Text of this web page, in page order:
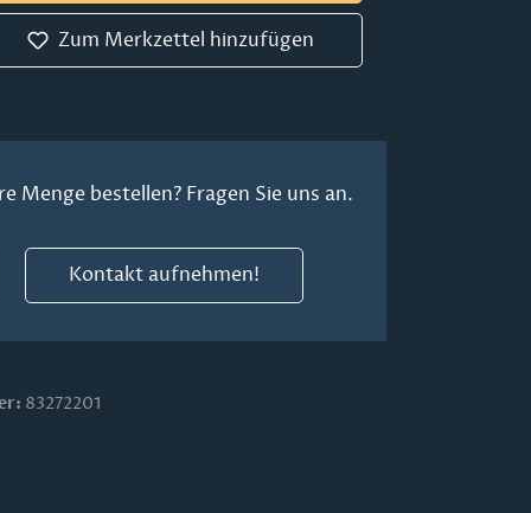
Zum Merkzettel hinzufügen
Menge bestellen? Fragen Sie uns an.
Kontakt aufnehmen!
83272201